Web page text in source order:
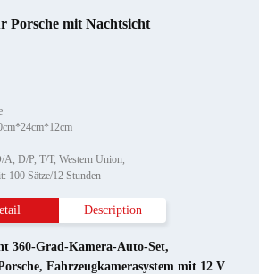
Porsche mit Nachtsicht
D/P, T/T, Western Union,
100 Sätze/12 Stunden
Description
360-Grad-Kamera-Auto-Set,
, Fahrzeugkamerasystem mit 12 V